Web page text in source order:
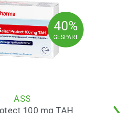
40%
GESPART
40%
GESPART
ASS
100 mg TAH